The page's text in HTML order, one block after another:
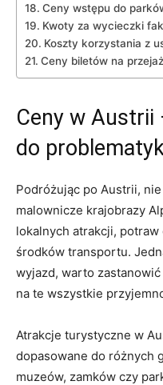
Ceny wstępu do
Kwoty za wycieczki
Koszty korzystania z
Ceny biletów ⁤na
Ceny w Austrii
do
Podróżując po Austrii,
malownicze⁢ krajobrazy⁢
lokalnych atrakcji,
środków transportu.‌
wyjazd, warto
na⁤ te wszystkie
Atrakcje turystyczne w‍
dopasowane do różnych
⁤muzeów, zamków czy